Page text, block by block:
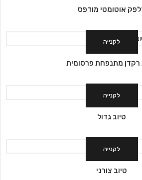
אוטומטי מודפס
לקנייה
רקדן מתנפחת פרסומית
לקנייה
טיוב גדול
לקנייה
טיוב צורני